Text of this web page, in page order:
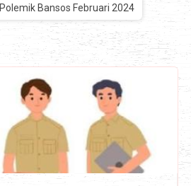
Polemik Bansos Februari 2024